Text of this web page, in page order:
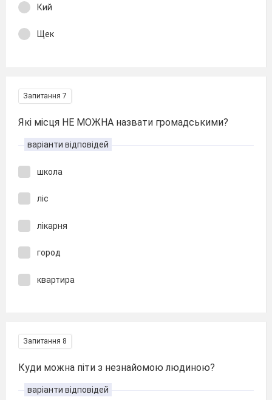
Кий
Щек
Запитання 7
Які місця НЕ МОЖНА назвати громадськими?
варіанти відповідей
школа
ліс
лікарня
город
квартира
Запитання 8
Куди можна піти з незнайомою людиною?
варіанти відповідей